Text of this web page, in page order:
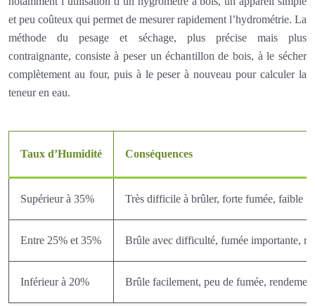
et peu coûteux qui permet de mesurer rapidement l’hydrométrie. La
méthode du pesage et séchage, plus précise mais plus
contraignante, consiste à peser un échantillon de bois, à le sécher
complètement au four, puis à le peser à nouveau pour calculer la
teneur en eau.
Taux d’Humidité Conséquences
Supérieur à 35% Très difficile à brûler, forte fumée, faible
Entre 25% et 35% Brûle avec difficulté, fumée importante,
Inférieur à 20% Brûle facilement, peu de fumée,